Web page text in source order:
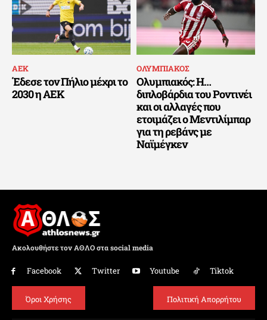
ΑΕΚ
Έδεσε τον Πήλιο μέχρι το
2030 η ΑΕΚ
ΟΛΥΜΠΙΑΚΟΣ
Ολυμπιακός: Η…
διπλοβάρδια του Ροντινέι
και οι αλλαγές που
ετοιμάζει ο Μεντιλίμπαρ
για τη ρεβάνς με
Ναϊμέγκεν
Ακολουθήστε τον ΑΘΛΟ στα social media
Facebook Twitter Youtube Tiktok
Όροι Χρήσης Πολιτική Απορρήτου